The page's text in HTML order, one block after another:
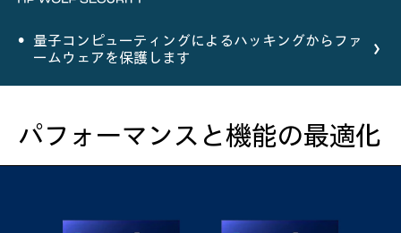
量子コンピューティングによるハッキングからファ
ームウェアを保護します
パフォーマンスと機能の最適化